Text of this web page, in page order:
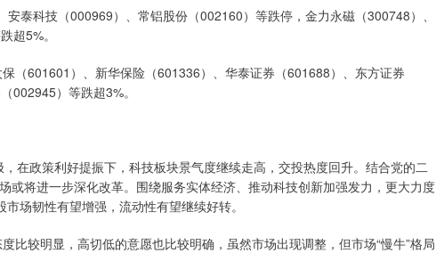
科技（000969）、常铝股份（002160）等跌停，金力永磁（300748）、
超5%。
601601）、新华保险（601336）、华泰证券（601688）、东方证券
002945）等跌超3%。
政策利好提振下，科技板块景气度继续走高，交投热度回升。结合党的二
或将进一步深化改革。围绕服务实体经济、推动科技创新加强发力，更大力度
场韧性有望增强，流动性有望继续好转。
较明显，高切低的意愿也比较明确，虽然市场出现调整，但市场“慢牛”格局